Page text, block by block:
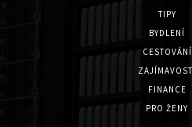
TIPY
BYDLENÍ
CESTOVÁNÍ
FINANCE
PRO ŽENY